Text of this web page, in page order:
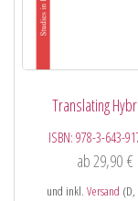
Translating
ISBN:978-3-643-
ab29,90€
und inkl.Versand (D,